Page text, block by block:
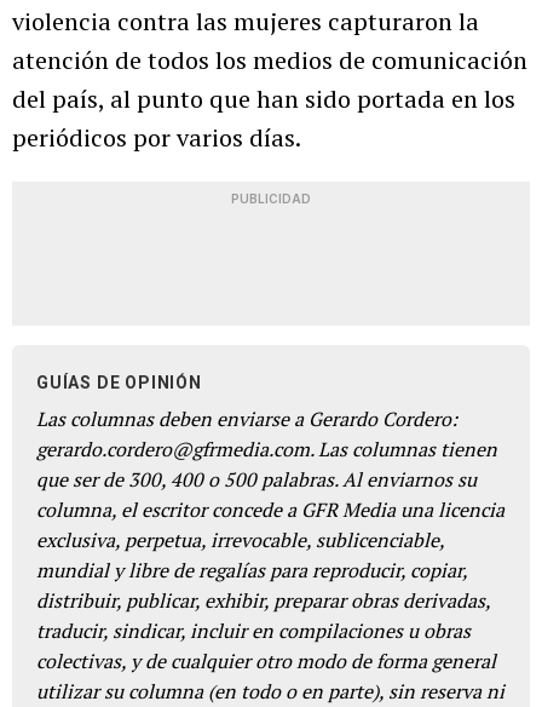
violencia contra las mujeres capturaron la
atención de todos los medios de comunicación
del país, al punto que han sido portada en los
periódicos por varios días.
PUBLICIDAD
GUÍAS DE OPINIÓN
Las columnas deben enviarse a Gerardo Cordero:
gerardo.cordero@gfrmedia.com. Las columnas tienen
que ser de 300, 400 o 500 palabras. Al enviarnos su
columna, el escritor concede a GFR Media una licencia
exclusiva, perpetua, irrevocable, sublicenciable,
mundial y libre de regalías para reproducir, copiar,
distribuir, publicar, exhibir, preparar obras derivadas,
traducir, sindicar, incluir en compilaciones u obras
colectivas, y de cualquier otro modo de forma general
utilizar su columna (en todo o en parte), sin reserva ni